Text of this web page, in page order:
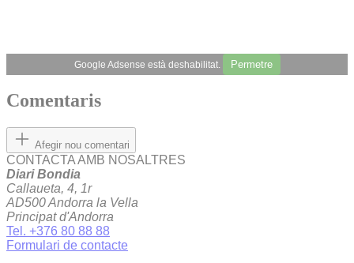
Google Adsense està deshabilitat. Permetre
Comentaris
Afegir nou comentari
CONTACTA AMB NOSALTRES
Diari Bondia
Callaueta, 4, 1r
AD500 Andorra la Vella
Principat d'Andorra
Tel. +376 80 88 88
Formulari de contacte